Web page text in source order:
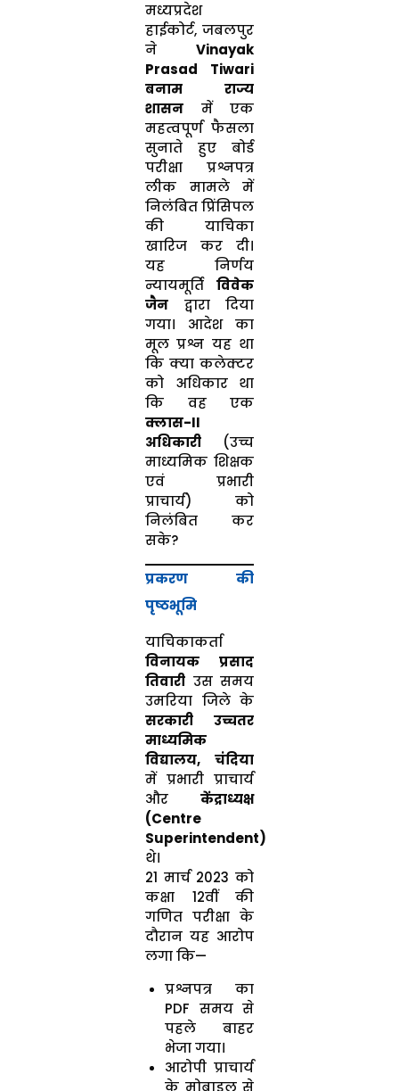
मध्यप्रदेश
हाईकोर्ट, जबलपुर
नेVinayak
Prasad Tiwari
बनाम राज्य
शासनमें एक
महत्वपूर्ण फैसला
सुनाते हुए बोर्ड
परीक्षा प्रश्नपत्र
लीक मामले में
निलंबित प्रिंसिपल
की याचिका
खारिज कर दी।
यह निर्णय
न्यायमूर्तिविवेक
जैनद्वारा दिया
गया। आदेश का
मूल प्रश्न यह था
कि क्या कलेक्टर
को अधिकार था
कि वह एक
क्लास-II
अधिकारी(उच्च
माध्यमिक शिक्षक
एवं प्रभारी
प्राचार्य) को
निलंबित कर
सके?
प्रकरण की
पृष्ठभूमि
याचिकाकर्ता
विनायक प्रसाद
तिवारीउस समय
उमरिया जिले के
सरकारी उच्चतर
माध्यमिक
विद्यालय, चंदिया
में प्रभारी प्राचार्य
औरकेंद्राध्यक्ष
(Centre
Superintendent)
थे।
21 मार्च 2023 को
कक्षा 12वीं की
गणित परीक्षा के
दौरान यह आरोप
लगा कि—
प्रश्नपत्र का
PDF समय से
पहले बाहर
भेजा गया।
आरोपी प्राचार्य
के मोबाइल से